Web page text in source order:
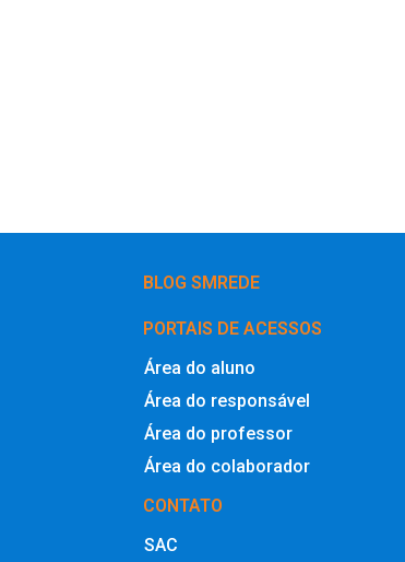
BLOG SMREDE
PORTAIS DE ACESSOS
Área do aluno
Área do responsável
Área do professor
Área do colaborador
CONTATO
SAC